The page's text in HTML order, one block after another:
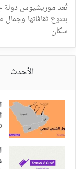
تُعد موريشيوس دولة
بتنوع ثقافاتها وجمال
سكان…
الأحدث